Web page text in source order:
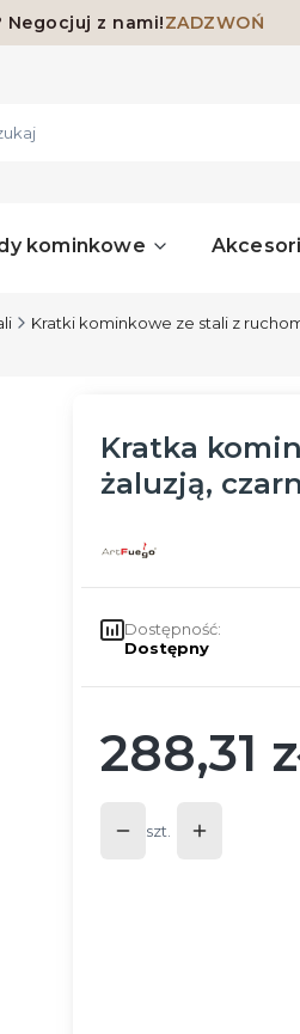
Negocjuj z nami!ZADZWOŃ
kominkowe
Kratki kominkowe ze stali z
Kratka
żaluzją,
Dostępność:
Dostępny
Cena
288,31
szt.